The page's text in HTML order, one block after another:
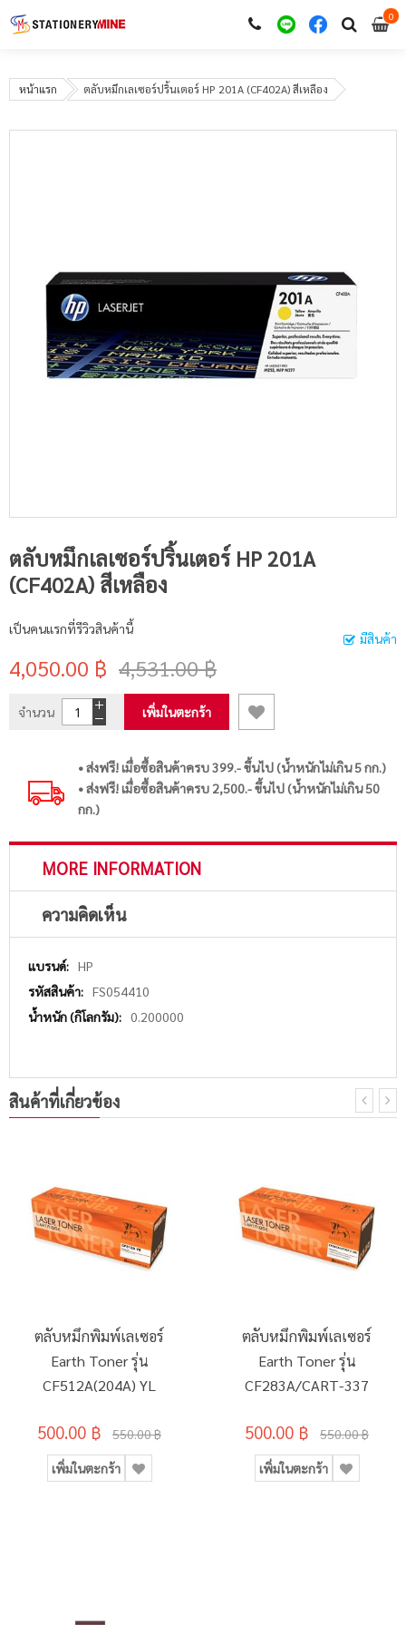
00
หน้าแรก ตลับหมึกเลเซอร์ปริ้นเตอร์ HP 201A (CF402A) สีเหลือง
ตลับหมึกเลเซอร์ปริ้นเตอร์ HP 201A
(CF402A) สีเหลือง
มีสินค้า
เป็นคนแรกที่รีวิวสินค้านี้
4,050.00 ฿ 4,531.00 ฿
จำนวน เพิ่มในตะกร้า
• ส่งฟรี! เมื่อซื้อสินค้าครบ 399.- ขึ้นไป (น้ำหนักไม่เกิน 5 กก.)
• ส่งฟรี! เมื่อซื้อสินค้าครบ 2,500.- ขึ้นไป (น้ำหนักไม่เกิน 50
กก.)
MORE INFORMATION
ความคิดเห็น
More
Information
HP
FS054410
0.200000
สินค้าที่เกี่ยวข้อง
ตลับหมึกพิมพ์เลเซอร์
Earth Toner รุ่น
CF512A(204A) YL
500.00 ฿ 550.00 ฿
เพิ่มในตะกร้า
ตลับหมึกพิมพ์เลเซอร์
Earth Toner รุ่น
CF283A/CART-337
500.00 ฿ 550.00 ฿
เพิ่มในตะกร้า